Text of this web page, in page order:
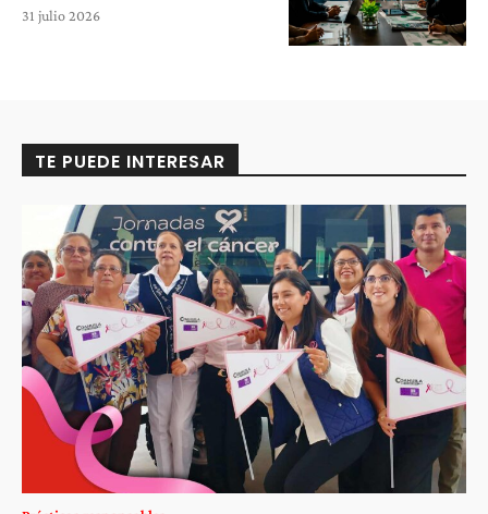
31 julio 2026
TE PUEDE INTERESAR